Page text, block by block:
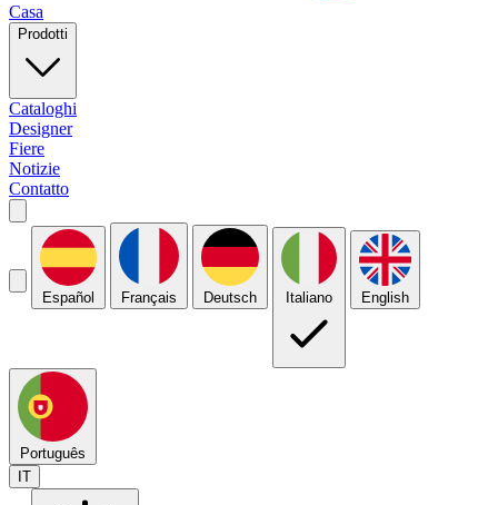
Casa
Prodotti
Cataloghi
Designer
Fiere
Notizie
Contatto
Español Français Deutsch Italiano English
Português
IT